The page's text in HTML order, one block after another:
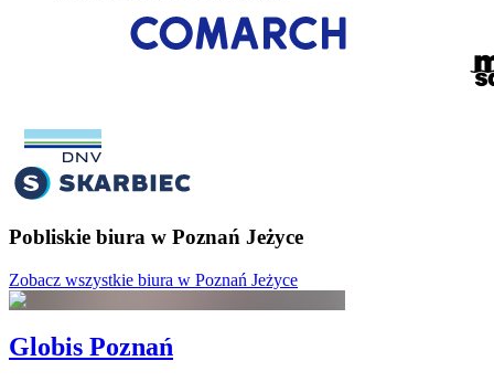
Pobliskie biura w Poznań Jeżyce
Zobacz wszystkie biura w Poznań Jeżyce
Globis Poznań